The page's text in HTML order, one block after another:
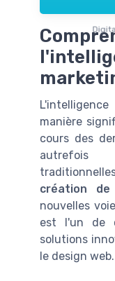
manière
cours des
autrefois
création de
nouvelles
est l'un de
solutions
le design web.